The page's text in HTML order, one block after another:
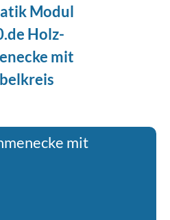
Modul
Holz-
mit
mit